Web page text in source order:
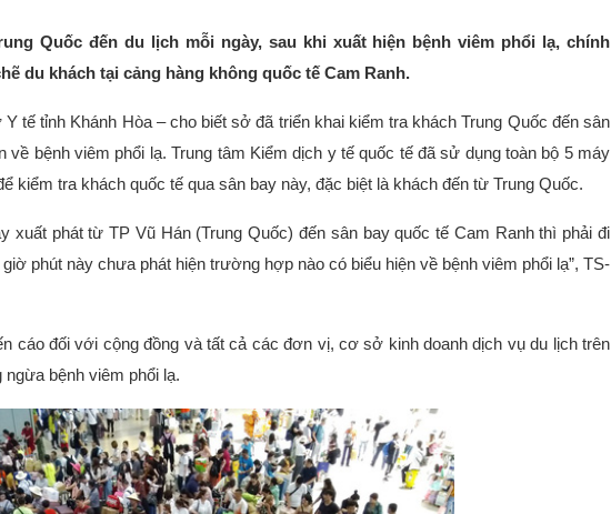
Quốc đến du lịch mỗi ngày, sau khi xuất hiện bệnh viêm phổi lạ, chính
du khách tại cảng hàng không quốc tế Cam Ranh.
tế tỉnh Khánh Hòa – cho biết sở đã triển khai kiểm tra khách Trung Quốc đến sân
bệnh viêm phổi lạ. Trung tâm Kiểm dịch y tế quốc tế đã sử dụng toàn bộ 5 máy
kiểm tra khách quốc tế qua sân bay này, đặc biệt là khách đến từ Trung Quốc.
xuất phát từ TP Vũ Hán (Trung Quốc) đến sân bay quốc tế Cam Ranh thì phải đi
phút này chưa phát hiện trường hợp nào có biểu hiện về bệnh viêm phổi lạ”, TS-
cáo đối với cộng đồng và tất cả các đơn vị, cơ sở kinh doanh dịch vụ du lịch trên
bệnh viêm phổi lạ.